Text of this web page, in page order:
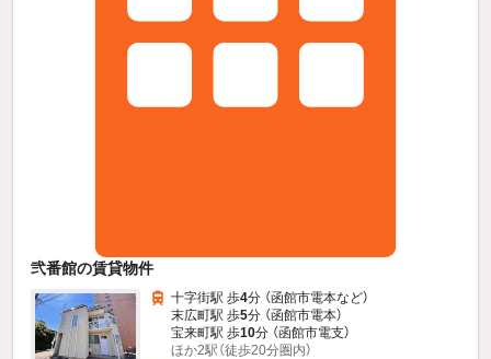
弐番館の賃貸物件
十字街駅 歩4分 （函館市電本など）
末広町駅 歩5分 （函館市電本）
宝来町駅 歩10分 （函館市電支）
ほか2駅（徒歩20分圏内）